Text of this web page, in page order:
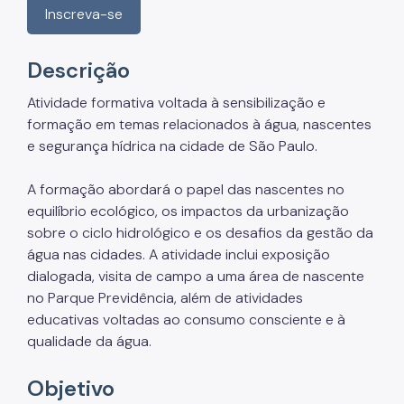
Licenciamento Ambiental
Licenciamento Ambiental Industrial
Licenciamento Ambiental Não-Industrial
Áreas Contaminadas
Estudos Ambientais
Produtos Perigosos
TCA - Termo de Compromisso Ambiental
Motogeradores
Inscreva-se
Descrição
Atividade formativa voltada à sensibilização e
formação em temas relacionados à água, nascentes
e segurança hídrica na cidade de São Paulo.
A formação abordará o papel das nascentes no
equilíbrio ecológico, os impactos da urbanização
sobre o ciclo hidrológico e os desafios da gestão da
água nas cidades. A atividade inclui exposição
dialogada, visita de campo a uma área de nascente
no Parque Previdência, além de atividades
educativas voltadas ao consumo consciente e à
qualidade da água.
Objetivo